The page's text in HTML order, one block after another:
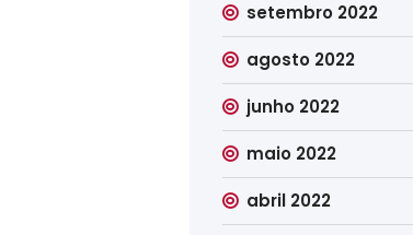
setembro 2022
agosto 2022
junho 2022
maio 2022
abril 2022